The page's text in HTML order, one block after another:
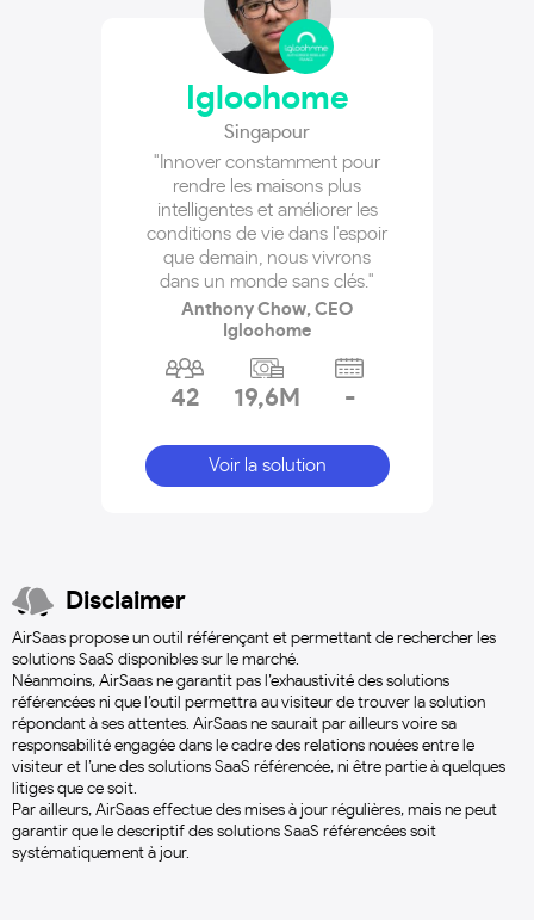
Igloohome
Singapour
"Innover constamment pour
rendre les maisons plus
intelligentes et améliorer les
conditions de vie dans l'espoir
que demain, nous vivrons
dans un monde sans clés."
Anthony Chow, CEO
Igloohome
42 19,6M -
Voir la solution
Disclaimer
AirSaas propose un outil référençant et permettant de rechercher les
solutions SaaS disponibles sur le marché.
Néanmoins, AirSaas ne garantit pas l’exhaustivité des solutions
référencées ni que l’outil permettra au visiteur de trouver la solution
répondant à ses attentes. AirSaas ne saurait par ailleurs voire sa
responsabilité engagée dans le cadre des relations nouées entre le
visiteur et l’une des solutions SaaS référencée, ni être partie à quelques
litiges que ce soit.
Par ailleurs, AirSaas effectue des mises à jour régulières, mais ne peut
garantir que le descriptif des solutions SaaS référencées soit
systématiquement à jour.